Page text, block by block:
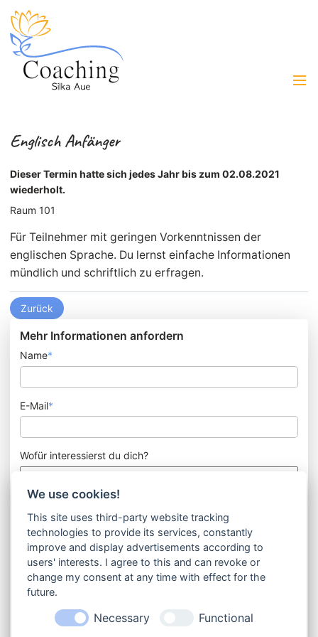
Englisch Anfänger
Dieser Termin hatte sich jedes Jahr bis zum 02.08.2021
wiederholt.
Raum 101
Für Teilnehmer mit geringen Vorkenntnissen der
englischen Sprache. Du lernst einfache Informationen
mündlich und schriftlich zu erfragen.
Zurück
Mehr Informationen anfordern
Name*
E-Mail*
Wofür interessierst du dich?
Kontaktformulars einverstanden. Es gilt die Datenschutzerklärung
(https://coaching-silka-aue.de/datenschutz).
We use cookies!
This site uses third-party website tracking
technologies to provide its services, constantly
improve and display advertisements according to
users' interests. I agree to this and can revoke or
change my consent at any time with effect for the
future.
Necessary Functional